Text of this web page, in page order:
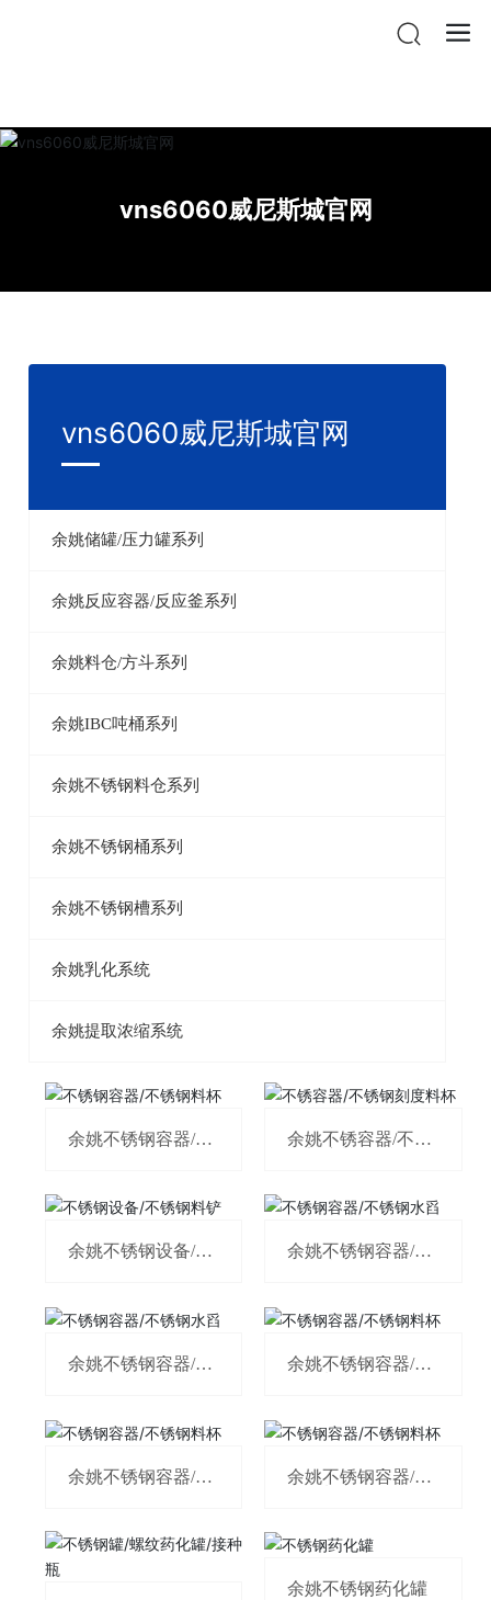
vnsr威尼斯城官网登入
vns6060威尼斯城官网
vns6060威尼斯城官网
余姚储罐/压力罐系列
余姚反应容器/反应釜系列
余姚料仓/方斗系列
余姚IBC吨桶系列
余姚不锈钢料仓系列
余姚不锈钢桶系列
余姚不锈钢槽系列
余姚乳化系统
余姚提取浓缩系统
余姚不锈钢容器/不
余姚不锈容器/不锈
余姚不锈钢设备/不
余姚不锈钢容器/不
余姚不锈钢容器/不
余姚不锈钢容器/不
余姚不锈钢容器/不
余姚不锈钢容器/不
余姚不锈钢药化罐